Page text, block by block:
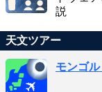
説
天文ツアー
モンゴ